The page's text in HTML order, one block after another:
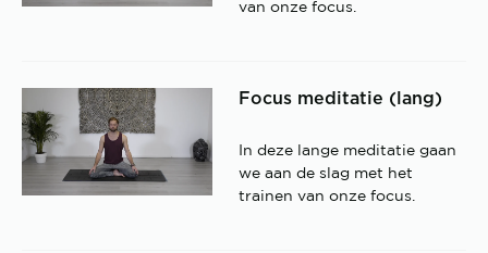
van onze focus.
Focus meditatie (lang)
In deze lange meditatie gaan
we aan de slag met het
trainen van onze focus.